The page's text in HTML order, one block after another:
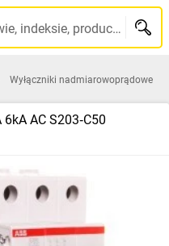
Szukaj po nazwie, indeksie, producencie, kodzie kreskowym...
Wyłączniki nadmiarowoprądowe
AC S203‑C50